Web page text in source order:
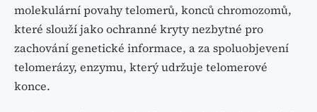
molekulární povahy telomerů, konců chromozomů,
které slouží jako ochranné kryty nezbytné pro
zachování genetické informace, a za spoluobjevení
telomerázy, enzymu, který udržuje telomerové
konce.